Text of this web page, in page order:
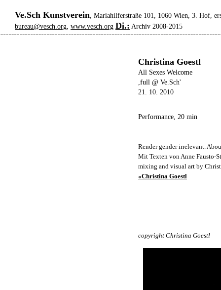
Ve.Sch Kunstverein, Mariahilferstraße 101, 1060 Wien, 3. Hof,
bureau@vesch.org, www.vesch.org Di.: Archiv 2008-2015
Christina Goestl
All Sexes Welcome
,full @ Ve.Sch'
21. 10. 2010
Performance, 20 min
Render gender irrelevant.
Mit Texten von Anne Fausto-
mixing and visual art by
«Christina Goestl
copyright Christina Goestl